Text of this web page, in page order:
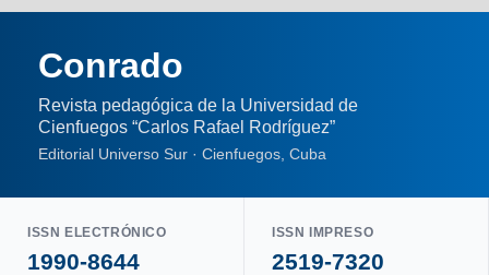
Conrado
Revista pedagógica de la Universidad de
Cienfuegos “Carlos Rafael Rodríguez”
Editorial Universo Sur · Cienfuegos, Cuba
ISSN ELECTRÓNICO
1990-8644
ISSN IMPRESO
2519-7320